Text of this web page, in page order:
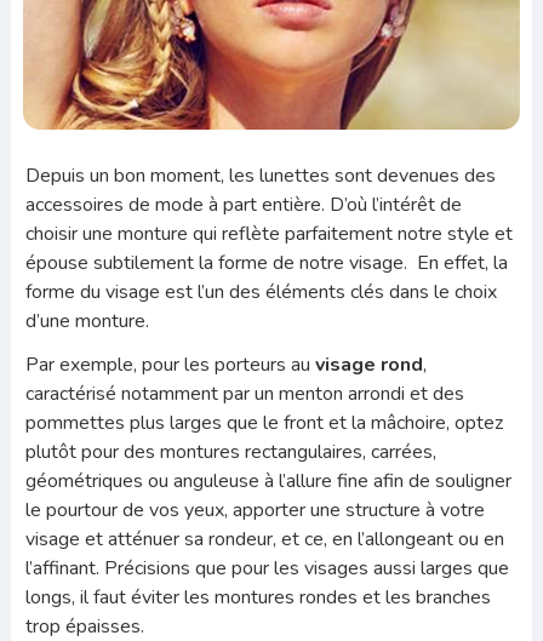
Depuis un bon moment, les lunettes sont devenues des
accessoires de mode à part entière. D’où l’intérêt de
choisir une monture qui reflète parfaitement notre style et
épouse subtilement la forme de notre visage. En effet, la
forme du visage est l’un des éléments clés dans le choix
d’une monture.
Par exemple, pour les porteurs au visage rond,
caractérisé notamment par un menton arrondi et des
pommettes plus larges que le front et la mâchoire, optez
plutôt pour des montures rectangulaires, carrées,
géométriques ou anguleuse à l’allure fine afin de souligner
le pourtour de vos yeux, apporter une structure à votre
visage et atténuer sa rondeur, et ce, en l’allongeant ou en
l’affinant. Précisions que pour les visages aussi larges que
longs, il faut éviter les montures rondes et les branches
trop épaisses.